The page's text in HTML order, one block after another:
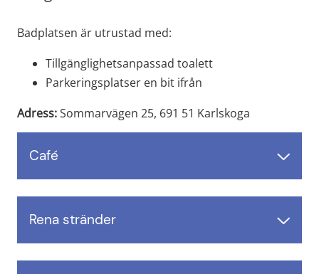
Badplatsen är utrustad med:
Tillgänglighetsanpassad toalett
Parkeringsplatser en bit ifrån
Adress: Sommarvägen 25, 691 51 Karlskoga
Café
Rena stränder